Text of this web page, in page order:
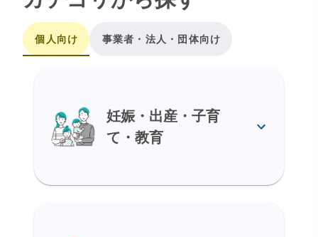
個人向け 事業者・法人・団体向け
妊娠・出産・子育
て・教育